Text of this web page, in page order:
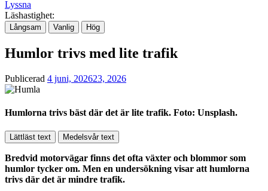
Lyssna
Läshastighet:
Långsam Vanlig Hög
Humlor trivs med lite trafik
Publicerad 4 juni, 202623, 2026
Humlorna trivs bäst där det är lite trafik. Foto: Unsplash.
Lättläst text Medelsvår text
Bredvid motorvägar finns det ofta växter och blommor som
humlor tycker om. Men en undersökning visar att humlorna
trivs där det är mindre trafik.